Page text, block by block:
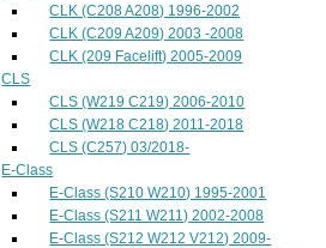
CLK (C208 A208) 1996-2002
CLK (C209 A209) 2003 -2008
CLK (209 Facelift) 2005-2009
CLS
CLS (W219 C219) 2006-2010
CLS (W218 C218) 2011-2018
CLS (C257) 03/2018-
E-Class
E-Class (S210 W210) 1995-2001
E-Class (S211 W211) 2002-2008
E-Class (S212 W212 V212) 2009-